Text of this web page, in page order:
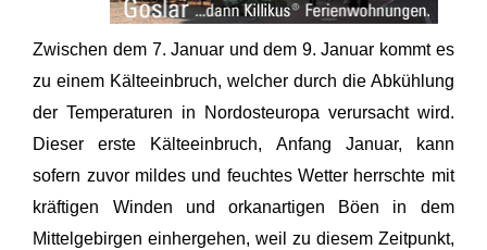
Zwischen dem 7. Januar und dem 9. Januar kommt es
zu einem Kälteeinbruch, welcher durch die Abkühlung
der Temperaturen in Nordosteuropa verursacht wird.
Dieser erste Kälteeinbruch, Anfang Januar, kann
sofern zuvor mildes und feuchtes Wetter herrschte mit
kräftigen Winden und orkanartigen Böen in dem
Mittelgebirgen einhergehen, weil zu diesem Zeitpunkt,